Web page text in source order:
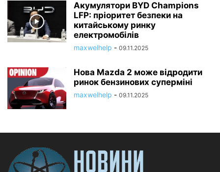
Акумулятори BYD Champions
LFP: пріоритет безпеки на
китайському ринку
електромобілів
maxwelhelp - 09.11.2025
Нова Mazda 2 може відродити
ринок бензинових суперміні
maxwelhelp - 09.11.2025